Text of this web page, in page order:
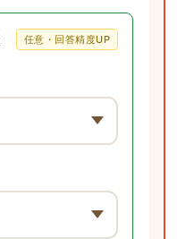
任意・回答精度UP